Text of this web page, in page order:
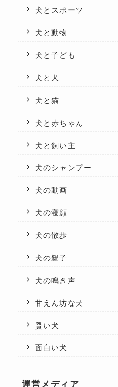
犬とスポーツ
犬と動物
犬と子ども
犬と犬
犬と猫
犬と赤ちゃん
犬と飼い主
犬のシャンプー
犬の動画
犬の寝顔
犬の散歩
犬の親子
犬の鳴き声
甘えん坊な犬
賢い犬
面白い犬
運営メディア